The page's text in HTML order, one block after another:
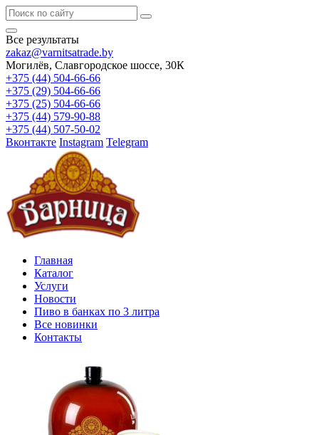
Все результаты
zakaz@varnitsatrade.by
Могилёв, Славгородское шоссе, 30К
+375 (44) 504-66-66
+375 (29) 504-66-66
+375 (25) 504-66-66
+375 (44) 579-90-88
+375 (44) 507-50-02
Вконтакте Instagram Telegram
Главная
Каталог
Услуги
Новости
Пиво в банках по 3 литра
Все новинки
Контакты